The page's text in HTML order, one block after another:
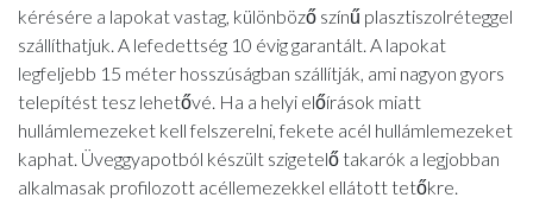
kérésére a lapokat vastag, különböző színű plasztiszolréteggel
szállíthatjuk. A lefedettség 10 évig garantált. A lapokat
legfeljebb 15 méter hosszúságban szállítják, ami nagyon gyors
telepítést tesz lehetővé. Ha a helyi előírások miatt
hullámlemezeket kell felszerelni, fekete acél hullámlemezeket
kaphat. Üveggyapotból készült szigetelő takarók a legjobban
alkalmasak profilozott acéllemezekkel ellátott tetőkre.